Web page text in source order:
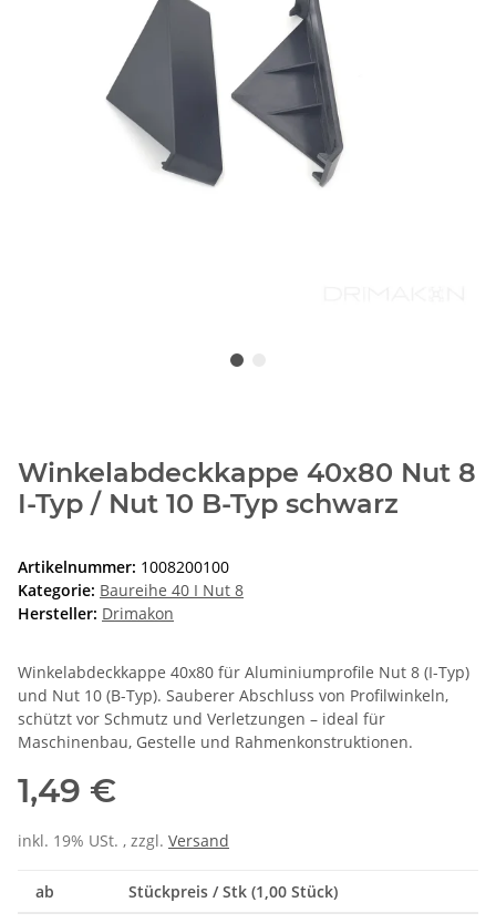
Winkelabdeckkappe 40x80 Nut 8
I-Typ / Nut 10 B-Typ schwarz
Artikelnummer: 1008200100
Kategorie: Baureihe 40 I Nut 8
Hersteller: Drimakon
Winkelabdeckkappe 40x80 für Aluminiumprofile Nut 8 (I-Typ)
und Nut 10 (B-Typ). Sauberer Abschluss von Profilwinkeln,
schützt vor Schmutz und Verletzungen – ideal für
Maschinenbau, Gestelle und Rahmenkonstruktionen.
1,49 €
inkl. 19% USt. , zzgl. Versand
ab Stückpreis / Stk (1,00 Stück)